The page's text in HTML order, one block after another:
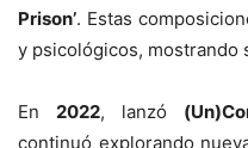
Prison’. Estas
y psicológicos, mostrando
En 2022, lanzó
continuó explorando